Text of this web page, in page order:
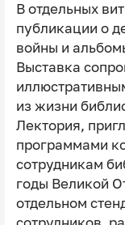
В отдельных
публикации о
войны и
Выставка
из жизни
Лектория,
программами
сотрудникам
годы Великой
отдельном